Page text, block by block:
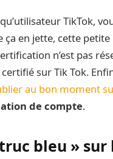
TikTok,
ça en jette, cette
n’est pas
sur Tik Tok.
au bon moment
de compte.
bleu »